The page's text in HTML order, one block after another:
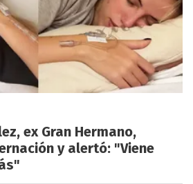
ex Gran Hermano,
y alertó: "Viene